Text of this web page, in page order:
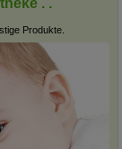
Produkte.